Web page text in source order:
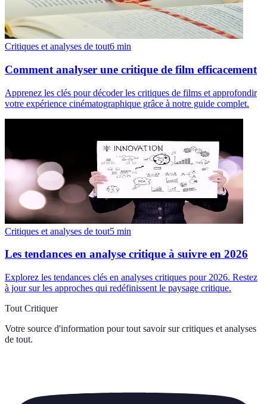
Critiques et analyses de tout6 min
Comment analyser une critique de film efficacement
Apprenez les clés pour décoder les critiques de films et approfondir
votre expérience cinématographique grâce à notre guide complet.
Critiques et analyses de tout5 min
Les tendances en analyse critique à suivre en 2026
Explorez les tendances clés en analyses critiques pour 2026. Restez
à jour sur les approches qui redéfinissent le paysage critique.
Tout Critiquer
Votre source d'information pour tout savoir sur critiques et analyses
de tout.